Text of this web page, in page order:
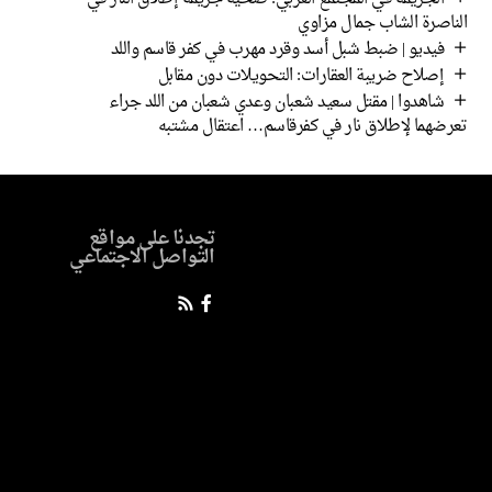
الناصرة الشاب جمال مزاوي
فيديو | ضبط شبل أسد وقرد مهرب في كفر قاسم واللد
إصلاح ضريبة العقارات: التحويلات دون مقابل
شاهدوا | مقتل سعيد شعبان وعدي شعبان من اللد جراء
تعرضهما لإطلاق نار في كفرقاسم… اعتقال مشتبه
تجدنا على مواقع
التواصل الاجتماعي